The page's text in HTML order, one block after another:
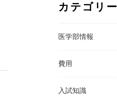
カテゴリー
医学部情報
費用
入試知識